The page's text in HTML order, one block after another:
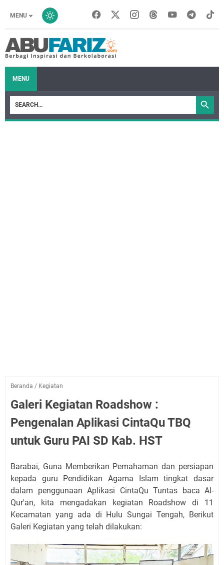
MENU
MENU
Beranda / Kegiatan
Galeri Kegiatan Roadshow :
Pengenalan Aplikasi CintaQu TBQ
untuk Guru PAI SD Kab. HST
Barabai, Guna Memberikan Pemahaman dan persiapan
kepada guru Pendidikan Agama Islam tingkat dasar
dalam penggunaan Aplikasi CintaQu Tuntas baca Al-
Qur'an, kita mengadakan kegiatan Roadshow di 11
Kecamatan yang ada di Hulu Sungai Tengah, Berikut
Galeri Kegiatan yang telah dilakukan: